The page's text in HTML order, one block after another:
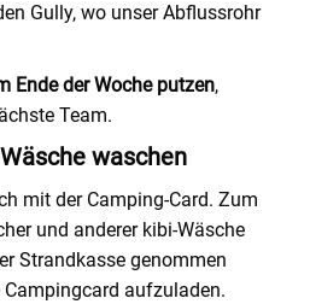
Gully, wo unser Abflussrohr
Ende der Woche putzen,
Team.
Wäsche waschen
mit der Camping-Card. Zum
und anderer kibi-Wäsche
Strandkasse genommen
aufzuladen.